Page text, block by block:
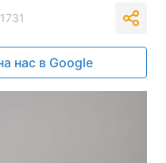
1731
нас в Google